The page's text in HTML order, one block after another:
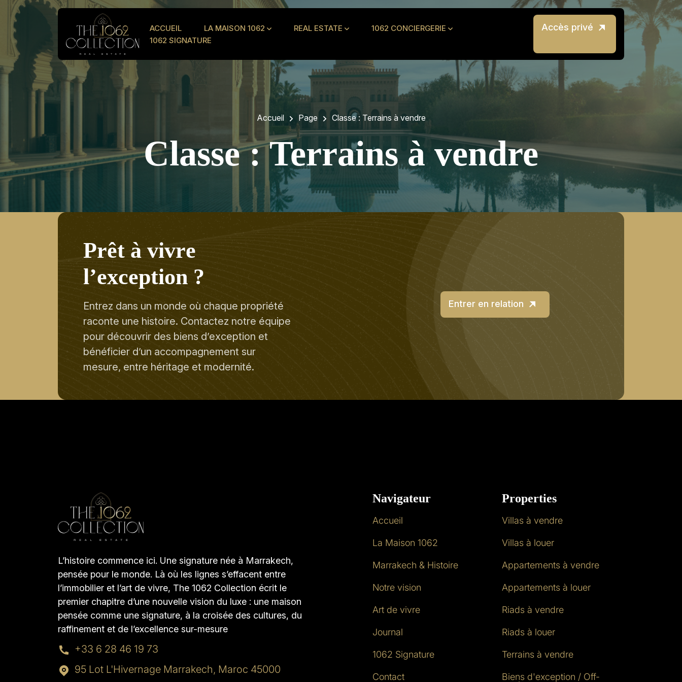
ACCUEIL LA MAISON 1062 REAL ESTATE
1062 CONCIERGERIE
1062 SIGNATURE
Accès privé
Accueil Page Classe :Terrains à vendre
Classe :Terrains à vendre
Prêt à vivre
l’exception ?
Entrez dans un monde où chaque propriété
raconte une histoire. Contactez notre équipe
pour découvrir des biens d’exception et
bénéficier d’un accompagnement sur
mesure, entre héritage et modernité.
Entrer en relation
L’histoire commence ici. Une signature née à Marrakech,
pensée pour le monde. Là où les lignes s’effacent entre
l’immobilier et l’art de vivre, The 1062 Collection écrit le
premier chapitre d’une nouvelle vision du luxe : une maison
pensée comme une signature, à la croisée des cultures, du
raffinement et de l’excellence sur-mesure
+33 6 28 46 19 73
95 Lot L'Hivernage Marrakech, Maroc 45000
Navigateur
Accueil
La Maison 1062
Marrakech & Histoire
Notre vision
Art de vivre
Journal
1062 Signature
Contact
Properties
Villas à vendre
Villas à louer
Appartements à vendre
Appartements à louer
Riads à vendre
Riads à louer
Terrains à vendre
Biens d'exception / Off-